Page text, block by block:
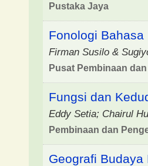
Pustaka Jaya
Fonologi
Firman Susilo &
Pusat Pembinaan
Fungsi dan
Eddy Setia; Chairul
Pembinaan dan
Geografi Budaya